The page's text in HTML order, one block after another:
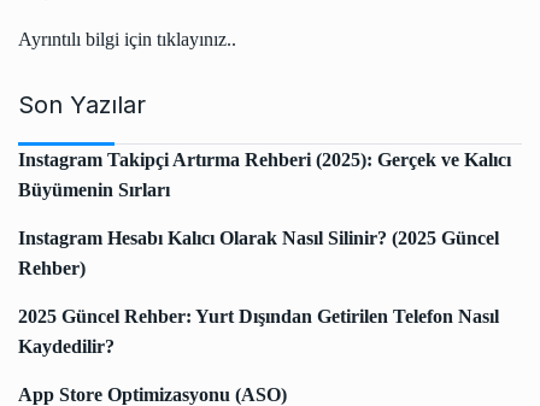
Ayrıntılı bilgi için tıklayınız..
Son Yazılar
Instagram Takipçi Artırma Rehberi (2025): Gerçek ve Kalıcı
Büyümenin Sırları
Instagram Hesabı Kalıcı Olarak Nasıl Silinir? (2025 Güncel
Rehber)
2025 Güncel Rehber: Yurt Dışından Getirilen Telefon Nasıl
Kaydedilir?
App Store Optimizasyonu (ASO)